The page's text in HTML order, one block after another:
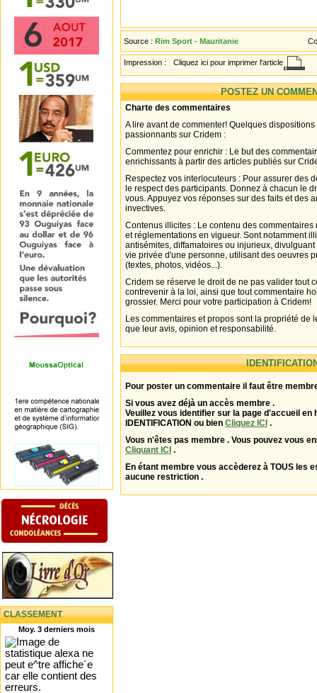
CLASSEMENT
Moy. 3 derniers mois
Source : Rim Sport - Mauritanie
Impression : Cliquez ici pour imprimer l'article
POSTEZ UN
Charte des commentaires
A lire avant de commenter! Quelques
passionnants sur Cridem :
Commentez pour enrichir : Le but des
enrichissants à partir des articles publiés sur
Respectez vos interlocuteurs : Pour assurer des
le respect des participants. Donnez à chacun le
vous. Appuyez vos réponses sur des faits et des
invectives.
Contenus illicites : Le contenu des
et réglementations en vigueur. Sont notamment
antisémites, diffamatoires ou injurieux,
vie privée d'une personne, utilisant des oeuvres
(textes, photos, vidéos...).
Cridem se réserve le droit de ne pas valider tout
contrevenir à la loi, ainsi que tout commentaire
grossier. Merci pour votre participation à Cridem!
Les commentaires et propos sont la propriété de
que leur avis, opinion et responsabilité.
Pour poster un commentaire il faut être
Si vous avez déjà un accès membre .
Veuillez vous identifier sur la page d'accueil en
IDENTIFICATION ou bien Cliquez ICI .
Vous n'êtes pas membre . Vous pouvez vous
Cliquant ICI .
En étant membre vous accèderez à TOUS les
aucune restriction .